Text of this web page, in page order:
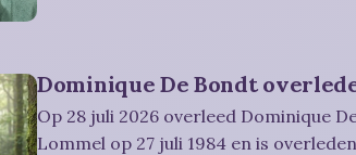
Dominique De Bondt
Op 28 juli 2026 overleed Dominique
Lommel op 27 juli 1984 en is